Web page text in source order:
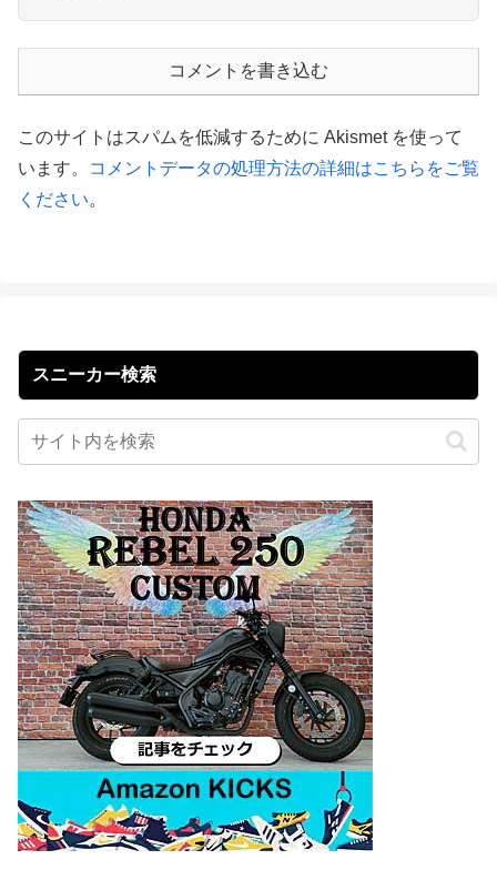
コメントを書き込む
このサイトはスパムを低減するために Akismet を使って
います。
コメントデータの処理方法の詳細はこちらをご覧
ください。
スニーカー検索